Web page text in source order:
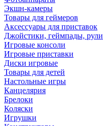
Экшн-камеры
Товары для геймеров
Аксессуары для приставок
Джойстики, геймпады, рули
Игровые консоли
Игровые приставки
Диски игровые
Товары для детей
Настольные игры
Канцелярия
Брелоки
Коляски
Игрушки